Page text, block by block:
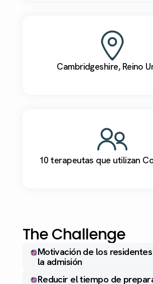
Cambridgeshire, Reino
10 terapeutas que utilizan
The Challenge
Motivación de los
la admisión
Reducir el tiempo de